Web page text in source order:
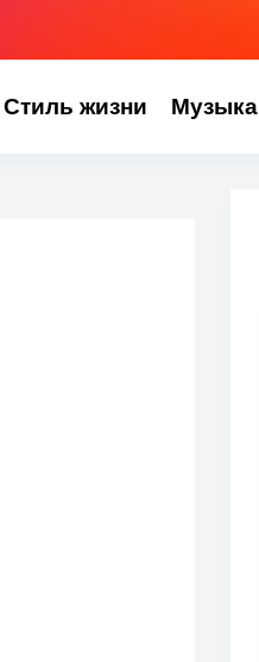
Стиль жизни Музыка